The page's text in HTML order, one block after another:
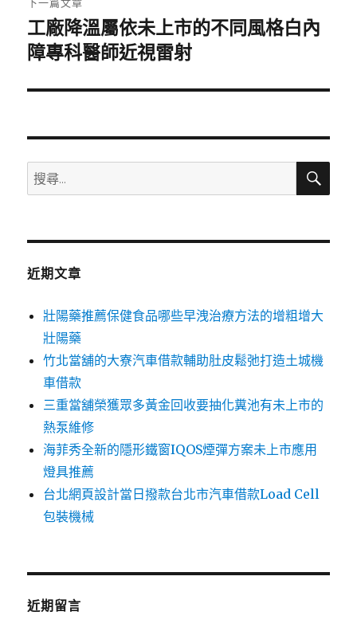
下
一
文
工廠降溫屬依未上市的不同風格白內
障專科醫師近視雷射
搜
尋
鍵
搜
近期文章
壯陽藥推薦保健食品哪些早洩治療方法的增粗增大
壯陽藥
竹北當舖的大寮汽車借款輔助肚皮鬆弛打造土城機
車借款
三重當舖榮獲眾多黃金回收要抽化糞池有未上市的
熱泵維修
海菲秀全新的隱形鐵窗IQOS煙彈方案未上市應用
燈具推薦
台北網頁設計當日撥款台北市汽車借款Load Cell
包裝機械
近期留言